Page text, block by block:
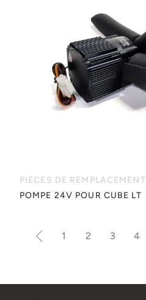
PIÈCES DE REMPLACEMENT
POMPE 24V POUR CUBE LT
1 2 3 4